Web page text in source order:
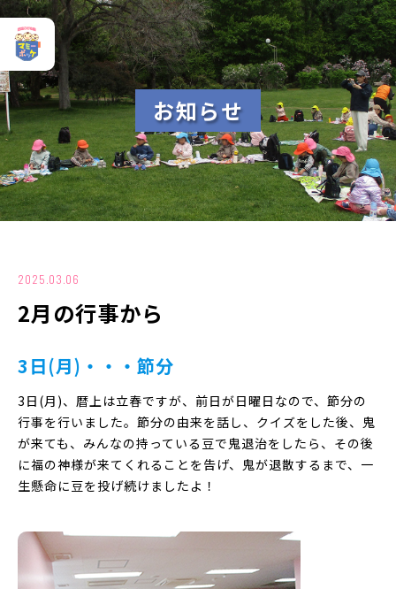
お知らせ
2025.03.06
2月の行事から
3日(月)・・・節分
3日(月)、暦上は立春ですが、前日が日曜日なので、節分の
行事を行いました。節分の由来を話し、クイズをした後、鬼
が来ても、みんなの持っている豆で鬼退治をしたら、その後
に福の神様が来てくれることを告げ、鬼が退散するまで、一
生懸命に豆を投げ続けましたよ！